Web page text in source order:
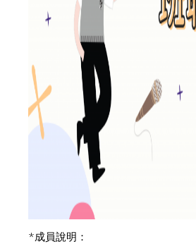
*成員說明：